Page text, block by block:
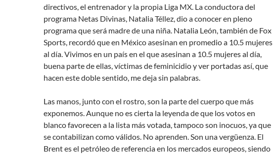
directivos, el entrenador y la propia Liga MX. La conductora del
programa Netas Divinas, Natalia Téllez, dio a conocer en pleno
programa que será madre de una niña. Natalia León, también de Fox
Sports, recordó que en México asesinan en promedio a 10.5 mujeres
al día. Vivimos en un país en el que asesinan a 10.5 mujeres al día,
buena parte de ellas, víctimas de feminicidio y ver portadas así, que
hacen este doble sentido, me deja sin palabras.
Las manos, junto con el rostro, son la parte del cuerpo que más
exponemos. Aunque no es cierta la leyenda de que los votos en
blanco favorecen a la lista más votada, tampoco son inocuos, ya que
se contabilizan como válidos. No aprenden. Son una vergüenza. El
Brent es el petróleo de referencia en los mercados europeos, siendo